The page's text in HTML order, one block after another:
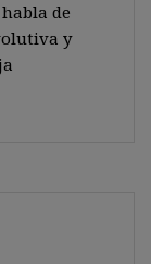
de
y